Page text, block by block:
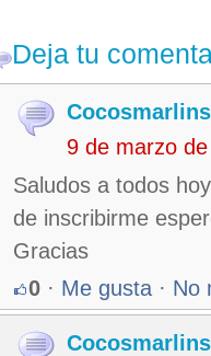
Deja tu
Cocosmarlins
9 de marzo
Saludos a todos
de inscribirme
Gracias
0 · Me gusta · No
Cocosmarlins